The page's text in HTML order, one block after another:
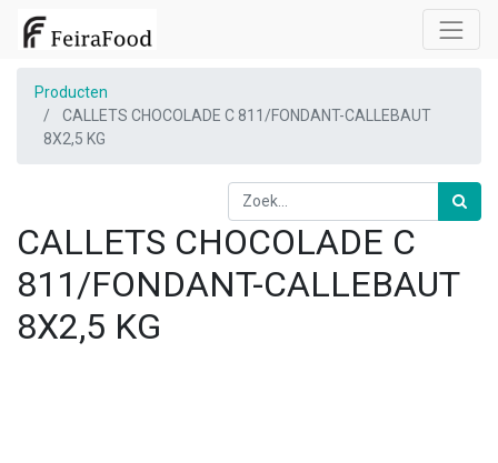
Producten
CALLETS CHOCOLADE C 811/FONDANT-CALLEBAUT
8X2,5 KG
CALLETS CHOCOLADE C
811/FONDANT-CALLEBAUT
8X2,5 KG